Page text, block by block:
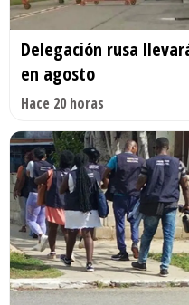
Delegación rusa
en agosto
Hace 20 horas